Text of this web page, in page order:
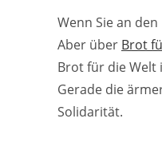
Wenn Sie an
Aber über Brot
Brot für die Welt
Gerade die
Solidarität.